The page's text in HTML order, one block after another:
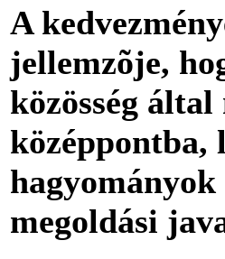
A
jellemzõje,
közösség
középpontba,
megoldási